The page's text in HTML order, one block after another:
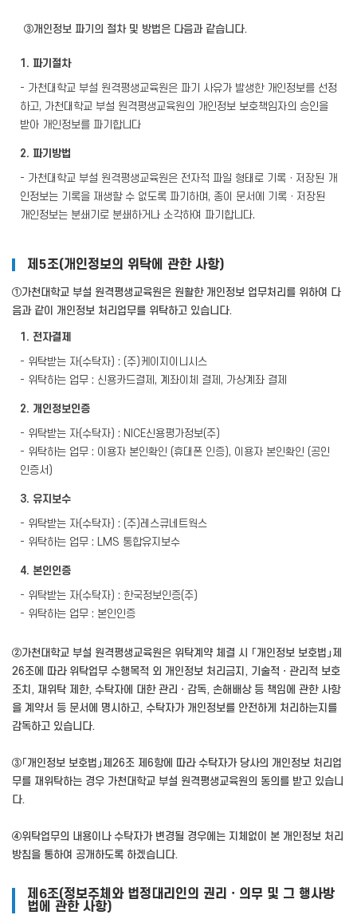
③개인정보 파기의 절차 및 방법은 다음과 같습니다.
1. 파기절차
- 가천대학교 부설 원격평생교육원은 파기 사유가 발생한 개인정보를 선정
하고, 가천대학교 부설 원격평생교육원의 개인정보 보호책임자의 승인을
받아 개인정보를 파기합니다
2. 파기방법
- 가천대학교 부설 원격평생교육원은 전자적 파일 형태로 기록ㆍ저장된 개
인정보는 기록을 재생할 수 없도록 파기하며, 종이 문서에 기록ㆍ저장된
개인정보는 분쇄기로 분쇄하거나 소각하여 파기합니다.
제5조(개인정보의 위탁에 관한 사항)
①가천대학교 부설 원격평생교육원은 원활한 개인정보 업무처리를 위하여 다
음과 같이 개인정보 처리업무를 위탁하고 있습니다.
1. 전자결제
- 위탁받는 자(수탁자) : (주)케이지이니시스
- 위탁하는 업무 : 신용카드결제, 계좌이체 결제, 가상계좌 결제
2. 개인정보인증
- 위탁받는 자(수탁자) : NICE신용평가정보(주)
- 위탁하는 업무 : 이용자 본인확인 (휴대폰 인증), 이용자 본인확인 (공인
인증서)
3. 유지보수
- 위탁받는 자(수탁자) : (주)레스큐네트웍스
- 위탁하는 업무 : LMS 통합유지보수
4. 본인인증
- 위탁받는 자(수탁자) : 한국정보인증(주)
- 위탁하는 업무 : 본인인증
②가천대학교 부설 원격평생교육원은 위탁계약 체결 시 「개인정보 보호법」제
26조에 따라 위탁업무 수행목적 외 개인정보 처리금지, 기술적ㆍ관리적 보호
조치, 재위탁 제한, 수탁자에 대한 관리ㆍ감독, 손해배상 등 책임에 관한 사항
을 계약서 등 문서에 명시하고, 수탁자가 개인정보를 안전하게 처리하는지를
감독하고 있습니다.
③「개인정보 보호법」제26조 제6항에 따라 수탁자가 당사의 개인정보 처리업
무를 재위탁하는 경우 가천대학교 부설 원격평생교육원의 동의를 받고 있습니
다.
④위탁업무의 내용이나 수탁자가 변경될 경우에는 지체없이 본 개인정보 처리
방침을 통하여 공개하도록 하겠습니다.
제6조(정보주체와 법정대리인의 권리ㆍ의무 및 그 행사방
법에 관한 사항)